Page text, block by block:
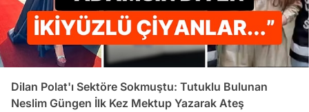
Dilan Polat'ı Sektöre Sokmuştu: Tutuklu Bulunan
Neslim Güngen İlk Kez Mektup Yazarak Ateş